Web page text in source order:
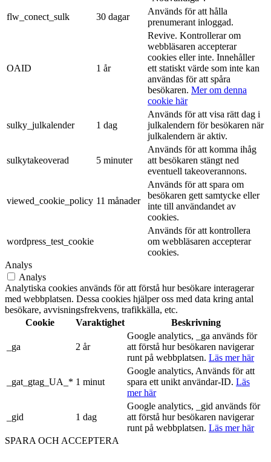
flw_conect_sulk
30 dagar
Används för att hålla
prenumerant inloggad.
OAID 1 år
Revive. Kontrollerar om
webbläsaren accepterar
cookies eller inte. Innehåller
ett statiskt värde som inte kan
användas för att spåra
besökaren. Mer om denna
cookie här
sulky_julkalender 1 dag
Används för att visa rätt dag i
julkalendern för besökaren när
julkalendern är aktiv.
sulkytakeoverad 5 minuter
Används för att komma ihåg
att besökaren stängt ned
eventuell takeoverannons.
viewed_cookie_policy 11 månader
Används för att spara om
besökaren gett samtycke eller
inte till användandet av
cookies.
wordpress_test_cookie
Används för att kontrollera
om webbläsaren accepterar
cookies.
Analys
Analys
Analytiska cookies används för att förstå hur besökare interagerar
med webbplatsen. Dessa cookies hjälper oss med data kring antal
besökare, avvisningsfrekvens, trafikkälla, etc.
Cookie
Varaktighet Beskrivning
_ga 2 år
Google analytics, _ga används för
att förstå hur besökaren navigerar
runt på webbplatsen. Läs mer här
_gat_gtag_UA_* 1 minut
Google analytics, Används för att
spara ett unikt användar-ID. Läs
mer här
_gid 1 dag
Google analytics, _gid används för
att förstå hur besökaren navigerar
runt på webbplatsen. Läs mer här
SPARA OCH ACCEPTERA